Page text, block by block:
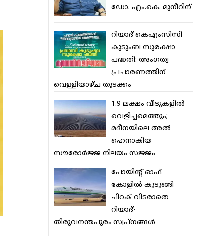
ഡോ. എം.കെ. മുനീറിന്
റിയാദ് കെഎംസിസി
കുടുംബ സുരക്ഷാ
പദ്ധതി: അംഗത്വ
പ്രചാരണത്തിന്
വെള്ളിയാഴ്ച തുടക്കം
1.9 ലക്ഷം വീടുകളില്‍
വെളിച്ചമെത്തും;
മദീനയിലെ അല്‍
ഹെനാകിയ
സൗരോര്‍ജ്ജ നിലയം സജ്ജം
പോയിന്റ് ഓഫ്
കോളില്‍ കുടുങ്ങി
ചിറക് വിടരാതെ
റിയാദ്-
തിരുവനന്തപുരം സ്വപ്നങ്ങള്‍